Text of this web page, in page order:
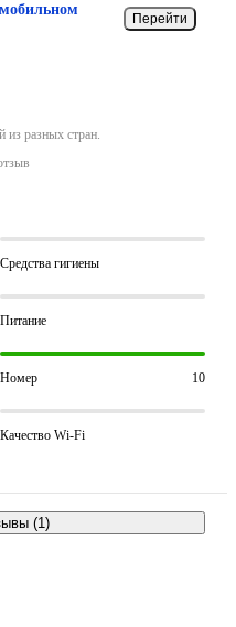
Перейти
из разных стран.
Средства гигиены
Питание
Номер 10
Качество Wi-Fi
(1)